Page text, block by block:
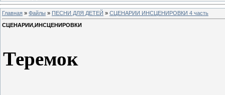
Главная » Файлы » ПЕСНИ ДЛЯ ДЕТЕЙ » СЦЕНАРИИ ИНСЦЕНИРОВКИ 4 часть
СЦЕНАРИИ,ИНСЦЕНИРОВКИ
Теремок